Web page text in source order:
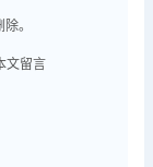
。
文留言